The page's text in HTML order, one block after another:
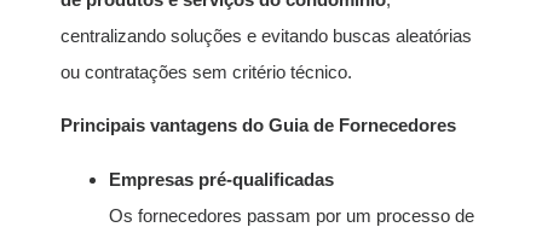
centralizando soluções e evitando buscas aleatórias
ou contratações sem critério técnico.
Principais vantagens do Guia de Fornecedores
Empresas pré-qualificadas
Os fornecedores passam por um processo de